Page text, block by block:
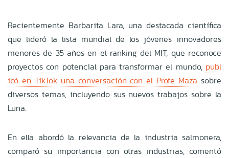
Recientemente Barbarita Lara, una destacada científica
que lideró la lista mundial de los jóvenes innovadores
menores de 35 años en el ranking del MIT, que reconoce
proyectos con potencial para transformar el mundo, publ
icó en TikTok una conversación con el Profe Maza sobre
diversos temas, incluyendo sus nuevos trabajos sobre la
Luna.
En ella abordó la relevancia de la industria salmonera,
comparó su importancia con otras industrias, comentó